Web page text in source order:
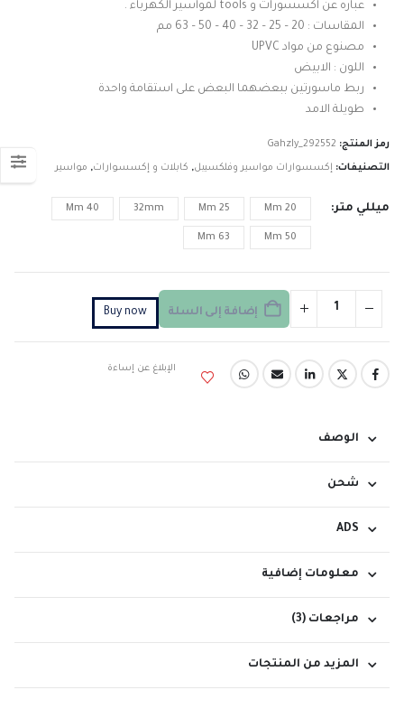
خلال
عباره عن اكسسورات و tools لمواسير الكهرباء .
المقاسات : 20 – 25 – 32 – 40 – 50 – 63 مم
مصنوع من مواد UPVC
اللون : الابيض
ربط ماسورتين ببعضهما البعض على استقامة واحدة
طويلة الامد
رمز المنتج: Gahzly_292552
التصنيفات: إكسسوارات مواسير وفلكسيبل, كابلات و إكسسوارات, مواسير
ميللي متر 20 Mm
25 Mm
32mm
40 Mm
50 Mm
63 Mm
إضافة إلى السلة Buy now
الإبلاغ عن إساءة
الوصف
شحن
ADS
معلومات إضافية
مراجعات (3)
المزيد من المنتجات